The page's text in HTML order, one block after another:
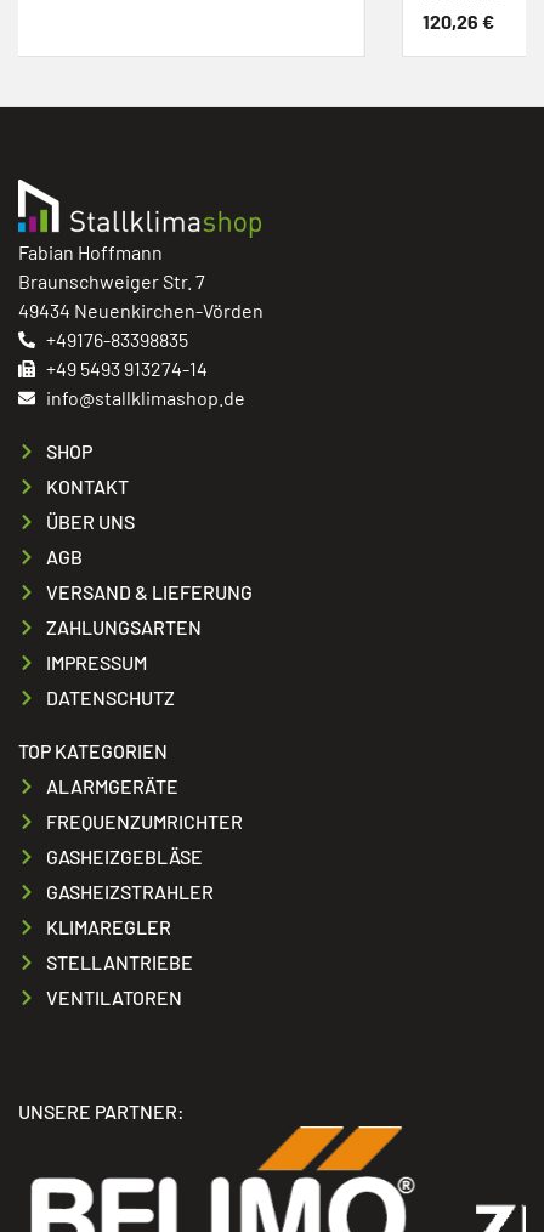
Fabian Hoffmann
Braunschweiger Str. 7
49434 Neuenkirchen-Vörden
+49176-83398835
+49 5493 913274-14
info@stallklimashop.de
SHOP
KONTAKT
ÜBER UNS
AGB
VERSAND & LIEFERUNG
ZAHLUNGSARTEN
IMPRESSUM
DATENSCHUTZ
TOP KATEGORIEN
ALARMGERÄTE
FREQUENZUMRICHTER
GASHEIZGEBLÄSE
GASHEIZSTRAHLER
KLIMAREGLER
STELLANTRIEBE
VENTILATOREN
UNSERE PARTNER: